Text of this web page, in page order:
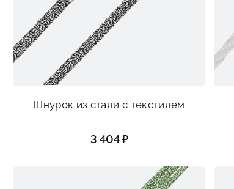
Шнурок из стали с текстилем
3 404 ₽